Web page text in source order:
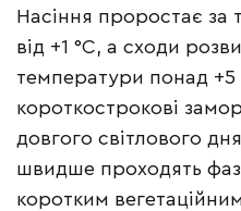
Насіння проростає за
від +1 °С, а сходи
температури понад +5
короткострокові
довгого світлового
швидше проходять
коротким